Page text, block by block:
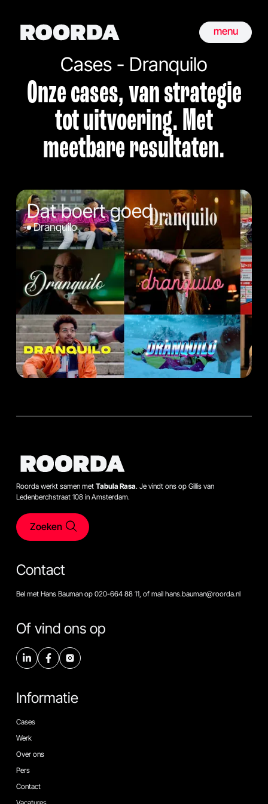
Cases - Dranquilo
Onze cases, van strategie
tot uitvoering. Met
meetbare resultaten.
Dat boert goed
Dranquilo
menu
Roorda werkt samen met Tabula Rasa. Je vindt ons op Gillis van
Ledenberchstraat 108 in Amsterdam.
Zoeken
Contact
Bel met Hans Bauman op 020-664 88 11, of mail hans.bauman@roorda.nl
Of vind ons op
Informatie
Cases
Werk
Over ons
Pers
Contact